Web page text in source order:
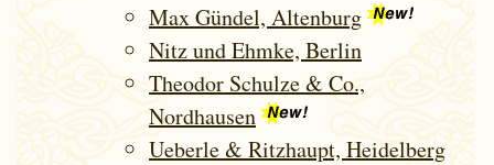
Max Gündel, Altenburg
Nitz und Ehmke, Berlin
Theodor Schulze & Co.,
Nordhausen
Ueberle & Ritzhaupt, Heidelberg